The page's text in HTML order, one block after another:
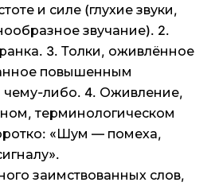
и силе (глухие звуки,
звучание). 2.
3. Толки, оживлённое
повышенным
чему-либо. 4. Оживление,
терминологическом
«Шум — помеха,
заимствованных слов,